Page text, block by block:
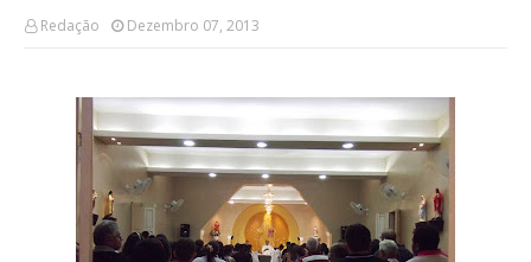
Redação Dezembro 07, 2013